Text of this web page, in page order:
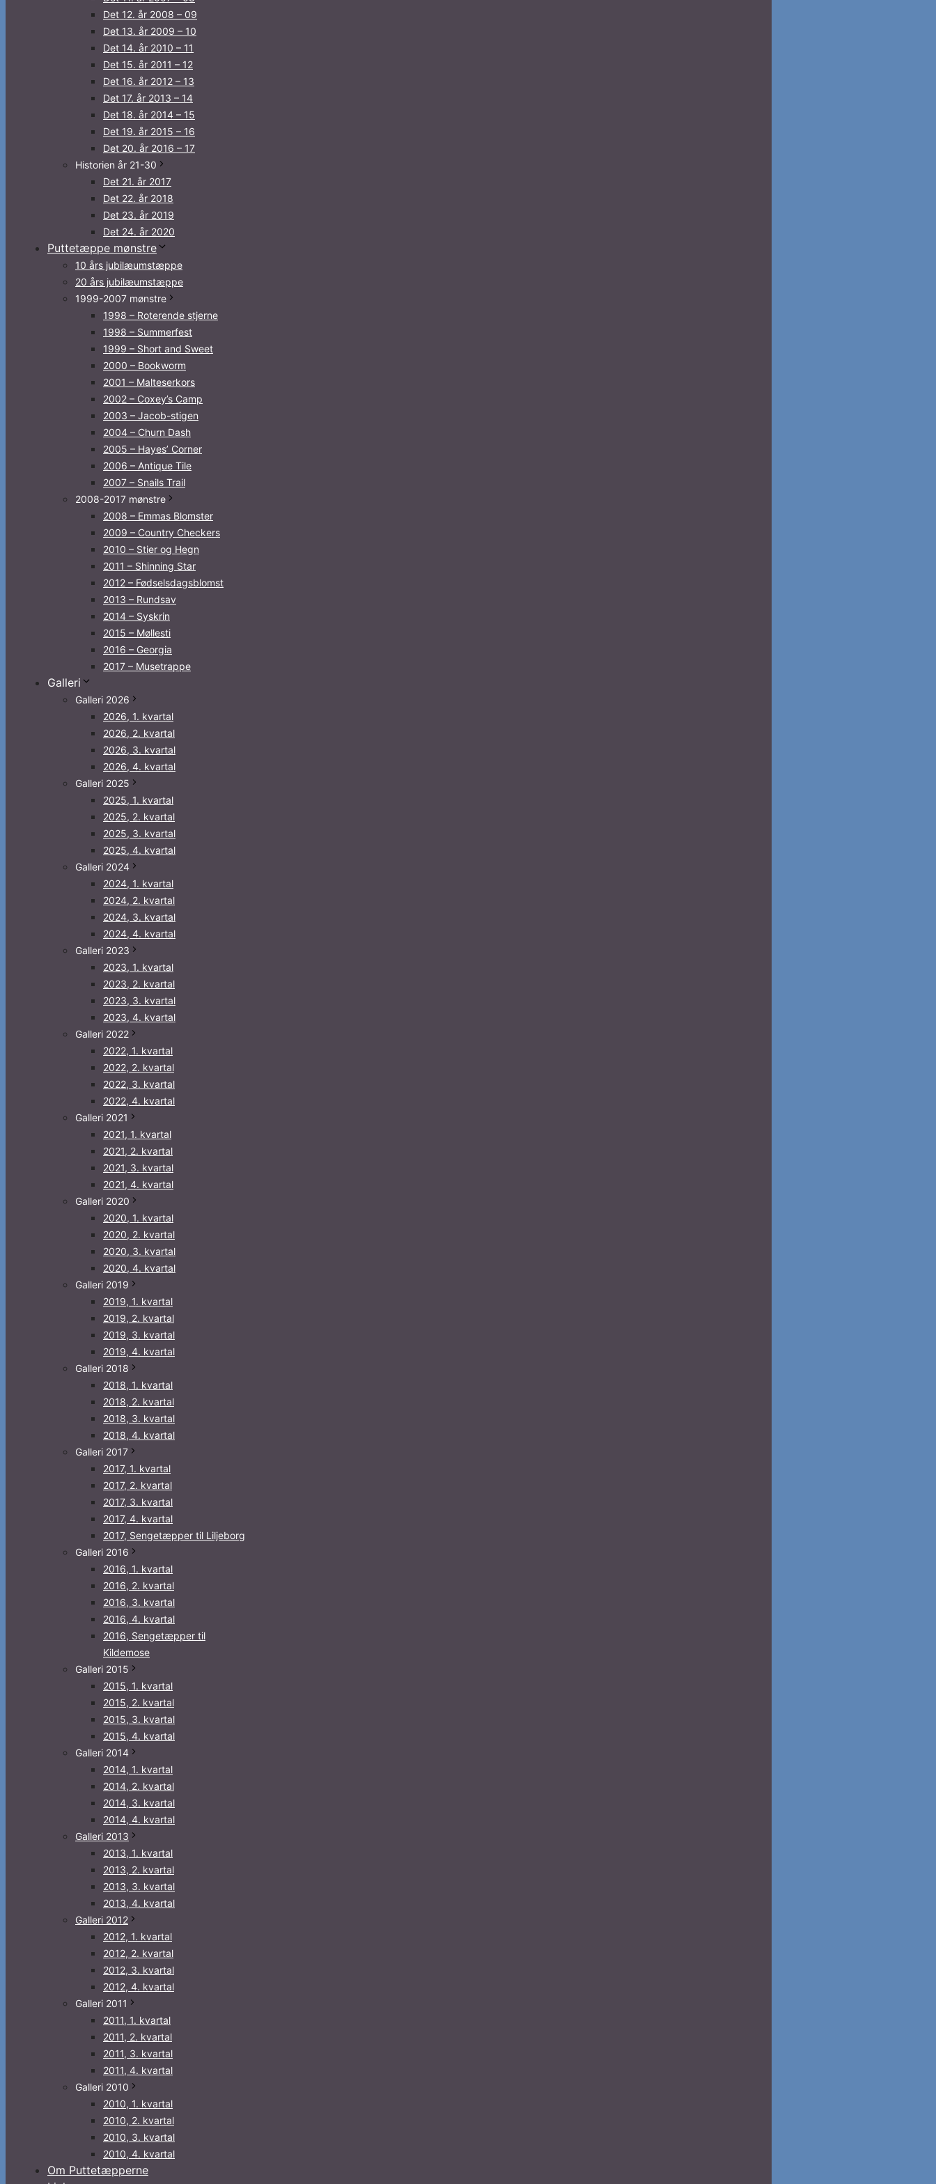
Det 12. år 2008 – 09
Det 13. år 2009 – 10
Det 14. år 2010 – 11
Det 15. år 2011 – 12
Det 16. år 2012 – 13
Det 17. år 2013 – 14
Det 18. år 2014 – 15
Det 19. år 2015 – 16
Det 20. år 2016 – 17
Historien år 21-30
Det 21. år 2017
Det 22. år 2018
Det 23. år 2019
Det 24. år 2020
Puttetæppe mønstre
10 års jubilæumstæppe
20 års jubilæumstæppe
1999-2007 mønstre
1998 – Roterende stjerne
1998 – Summerfest
1999 – Short and Sweet
2000 – Bookworm
2001 – Malteserkors
2002 – Coxey’s Camp
2003 – Jacob-stigen
2004 – Churn Dash
2005 – Hayes’ Corner
2006 – Antique Tile
2007 – Snails Trail
2008-2017 mønstre
2008 – Emmas Blomster
2009 – Country Checkers
2010 – Stier og Hegn
2011 – Shinning Star
2012 – Fødselsdagsblomst
2013 – Rundsav
2014 – Syskrin
2015 – Møllesti
2016 – Georgia
2017 – Musetrappe
Galleri
Galleri 2026
2026, 1. kvartal
2026, 2. kvartal
2026, 3. kvartal
2026, 4. kvartal
Galleri 2025
2025, 1. kvartal
2025, 2. kvartal
2025, 3. kvartal
2025, 4. kvartal
Galleri 2024
2024, 1. kvartal
2024, 2. kvartal
2024, 3. kvartal
2024, 4. kvartal
Galleri 2023
2023, 1. kvartal
2023, 2. kvartal
2023, 3. kvartal
2023, 4. kvartal
Galleri 2022
2022, 1. kvartal
2022, 2. kvartal
2022, 3. kvartal
2022, 4. kvartal
Galleri 2021
2021, 1. kvartal
2021, 2. kvartal
2021, 3. kvartal
2021, 4. kvartal
Galleri 2020
2020, 1. kvartal
2020, 2. kvartal
2020, 3. kvartal
2020, 4. kvartal
Galleri 2019
2019, 1. kvartal
2019, 2. kvartal
2019, 3. kvartal
2019, 4. kvartal
Galleri 2018
2018, 1. kvartal
2018, 2. kvartal
2018, 3. kvartal
2018, 4. kvartal
Galleri 2017
2017, 1. kvartal
2017, 2. kvartal
2017, 3. kvartal
2017, 4. kvartal
2017, Sengetæpper til Liljeborg
Galleri 2016
2016, 1. kvartal
2016, 2. kvartal
2016, 3. kvartal
2016, 4. kvartal
2016, Sengetæpper til
Kildemose
Galleri 2015
2015, 1. kvartal
2015, 2. kvartal
2015, 3. kvartal
2015, 4. kvartal
Galleri 2014
2014, 1. kvartal
2014, 2. kvartal
2014, 3. kvartal
2014, 4. kvartal
Galleri 2013
2013, 1. kvartal
2013, 2. kvartal
2013, 3. kvartal
2013, 4. kvartal
Galleri 2012
2012, 1. kvartal
2012, 2. kvartal
2012, 3. kvartal
2012, 4. kvartal
Galleri 2011
2011, 1. kvartal
2011, 2. kvartal
2011, 3. kvartal
2011, 4. kvartal
Galleri 2010
2010, 1. kvartal
2010, 2. kvartal
2010, 3. kvartal
2010, 4. kvartal
Om Puttetæpperne